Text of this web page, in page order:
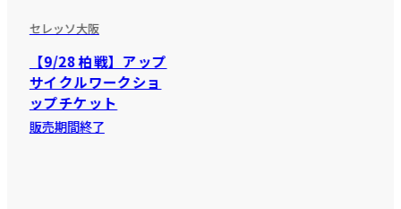
セレッソ大阪
【9/28 柏戦】アップ
サイクルワークショ
ップチケット
販売期間終了